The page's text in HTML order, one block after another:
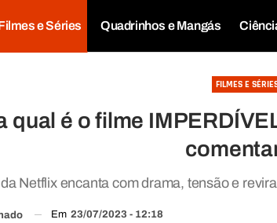
e Séries Quadrinhos e Mangás
FILMES E
qual é o filme
Netflix encanta com drama, tensão e
Em 23/07/2023 - 12:18